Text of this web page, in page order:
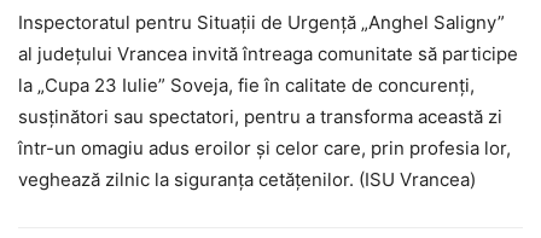
Inspectoratul pentru Situații de Urgență „Anghel Saligny”
al județului Vrancea invită întreaga comunitate să participe
la „Cupa 23 Iulie” Soveja, fie în calitate de concurenți,
susținători sau spectatori, pentru a transforma această zi
într-un omagiu adus eroilor și celor care, prin profesia lor,
veghează zilnic la siguranța cetățenilor. (ISU Vrancea)